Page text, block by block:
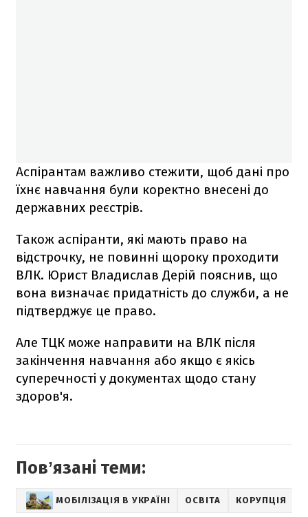
Аспірантам важливо стежити, щоб дані про
їхнє навчання були коректно внесені до
державних реєстрів.
Також аспіранти, які мають право на
відстрочку, не повинні щороку проходити
ВЛК. Юрист Владислав Дерій пояснив, що
вона визначає придатність до служби, а не
підтверджує це право.
Але ТЦК може направити на ВЛК після
закінчення навчання або якщо є якісь
суперечності у документах щодо стану
здоров'я.
Повʼязані теми:
МОБІЛІЗАЦІЯ В УКРАЇНІ ОСВІТА КОРУПЦІЯ